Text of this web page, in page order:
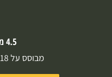
4.5 מתוך 5
מבוסס על 2,318 חוות דעת